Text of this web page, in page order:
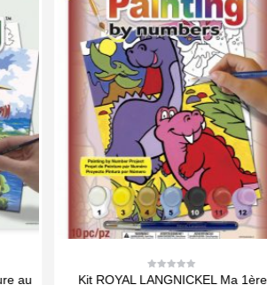
Ma 1ère
0
Kit ROYAL LANGNICKEL